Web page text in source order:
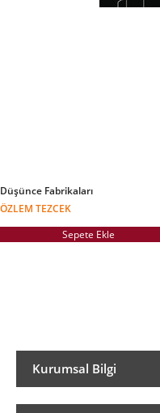
Düşünce Fabrikaları
ÖZLEM TEZCEK
Sepete Ekle
Kurumsal Bilgi